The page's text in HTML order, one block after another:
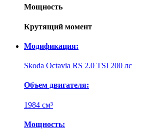
Мощность
Крутящий момент
Модификация:
Skoda Octavia RS 2.0 TSI 200 лс
Объем двигателя:
1984 см³
Мощность: